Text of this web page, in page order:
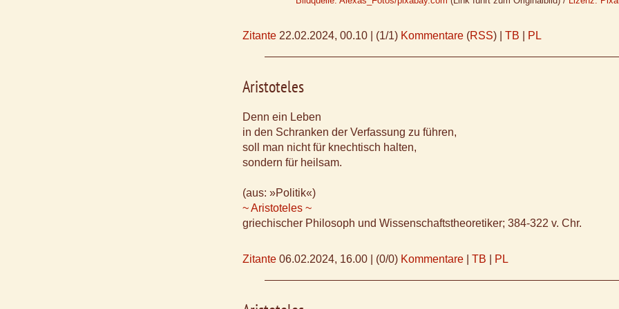
Zitante 22.02.2024, 00.10 (1/1) Kommentare (RSS) | TB PL
Aristoteles
Denn ein Leben
in den Schranken der Verfassung zu führen,
soll man nicht für knechtisch halten,
sondern für heilsam.
(aus: »Politik«)
~ Aristoteles ~
griechischer Philosoph und Wissenschaftstheoretiker; 384-322 v. Chr.
Zitante 06.02.2024, 16.00 (0/0) Kommentare TB PL